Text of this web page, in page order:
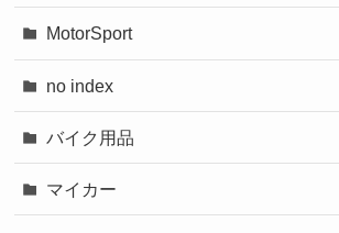
MotorSport
no index
バイク用品
マイカー